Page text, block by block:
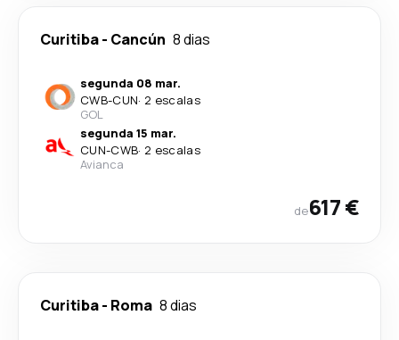
Curitiba- Cancún 8 dias
segunda 08 mar.
CWB-CUN· 2 escalas
GOL
segunda 15 mar.
CUN-CWB· 2 escalas
Avianca
de617 €
Curitiba- Roma 8 dias